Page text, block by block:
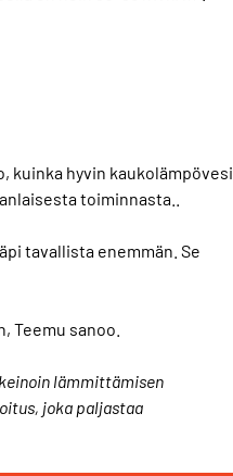
kuinka hyvin kaukolämpövesi
toiminnasta..
tavallista enemmän. Se
Teemu sanoo.
lämmittämisen
joka paljastaa